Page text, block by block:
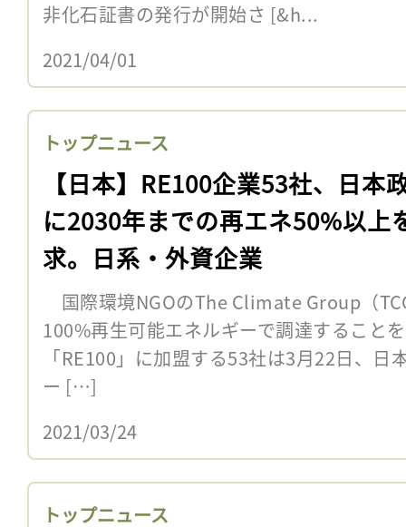
非化石証書の発行が開始さ [&h...
2021/04/01
トップニュース
【日本】RE100企業53社、日本
に2030年までの再エネ50%以上
求。日系・外資企業
国際環境NGOのThe Climate Group（
100%再生可能エネルギーで調達すること
「RE100」に加盟する53社は3月22日、
ー […]
2021/03/24
トップニュース